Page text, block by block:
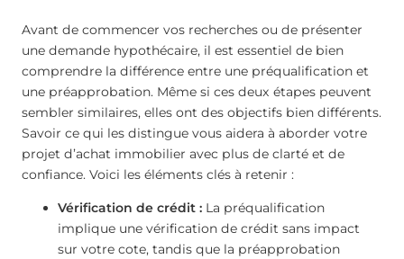
Avant de commencer vos recherches ou de présenter
une demande hypothécaire, il est essentiel de bien
comprendre la différence entre une préqualification et
une préapprobation. Même si ces deux étapes peuvent
sembler similaires, elles ont des objectifs bien différents.
Savoir ce qui les distingue vous aidera à aborder votre
projet d’achat immobilier avec plus de clarté et de
confiance. Voici les éléments clés à retenir :
Vérification de crédit : La préqualification
implique une vérification de crédit sans impact
sur votre cote, tandis que la préapprobation